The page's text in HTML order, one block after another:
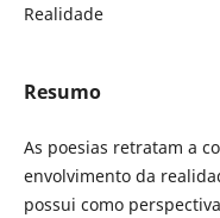
Realidade
Resumo
As poesias retratam a
envolvimento da
possui como